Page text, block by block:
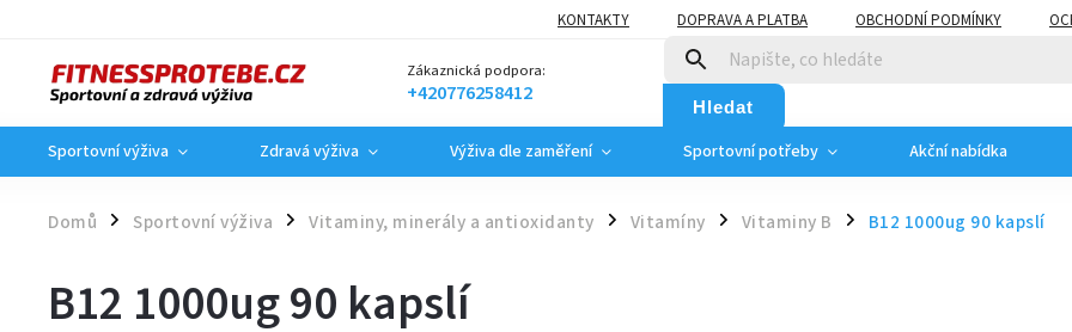
KONTAKTY DOPRAVA A PLATBA OBCHODNÍ PODMÍNKY
Zákaznická podpora:
+420776258412 Hledat
Sportovní výživa Zdravá výživa Výživa dle zaměření Sportovní potřeby Akční nabídka
Domů / Sportovní výživa / Vitaminy, minerály a antioxidanty / Vitamíny / Vitaminy B / B12 1000ug 90 kapslí
B12 1000ug 90 kapslí